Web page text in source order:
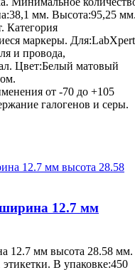
мм. Высота:95,25
Категория
маркеры.
и провода,
Цвет:Белый матовый
от -70 до +105
галогенов и серы.
12.7 мм
12.7 мм высота 28.58 мм.
В упаковке:450